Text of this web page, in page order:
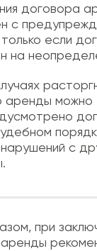
договора
с
если
на
аренды можно
с
при